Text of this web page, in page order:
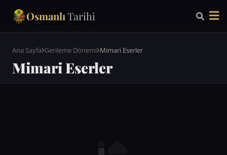
OsmanlıTarihi
Ana Sayfa Gerileme Dönemi Mimari Eserler
Mimari Eserler